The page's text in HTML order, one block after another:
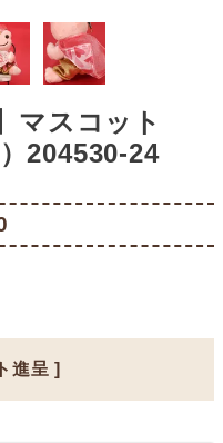
マスコット
204530-24
進呈 ]